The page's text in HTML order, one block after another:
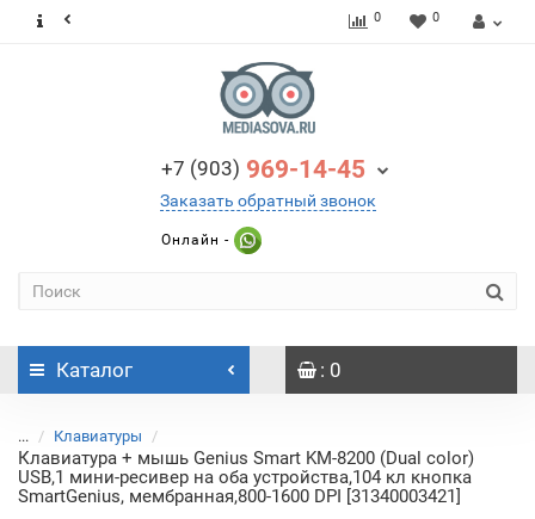
0 0
+7 (903) 969-14-45
Заказать обратный звонок
Онлайн -
Каталог : 0
... Клавиатуры
Клавиатура + мышь Genius Smart KM-8200 (Dual color)
USB,1 мини-ресивер на оба устройства,104 кл кнопка
SmartGenius, мембранная,800-1600 DPI [31340003421]